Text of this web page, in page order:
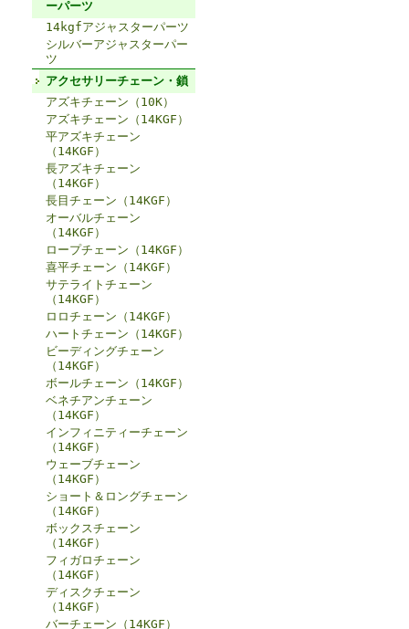
ーパーツ
14kgfアジャスターパーツ
シルバーアジャスターパー
ツ
アクセサリーチェーン・鎖
アズキチェーン（10K）
アズキチェーン（14KGF）
平アズキチェーン
（14KGF）
長アズキチェーン
（14KGF）
長目チェーン（14KGF）
オーバルチェーン
（14KGF）
ロープチェーン（14KGF）
喜平チェーン（14KGF）
サテライトチェーン
（14KGF）
ロロチェーン（14KGF）
ハートチェーン（14KGF）
ビーディングチェーン
（14KGF）
ボールチェーン（14KGF）
ベネチアンチェーン
（14KGF）
インフィニティーチェーン
（14KGF）
ウェーブチェーン
（14KGF）
ショート＆ロングチェーン
（14KGF）
ボックスチェーン
（14KGF）
フィガロチェーン
（14KGF）
ディスクチェーン
（14KGF）
バーチェーン（14KGF）